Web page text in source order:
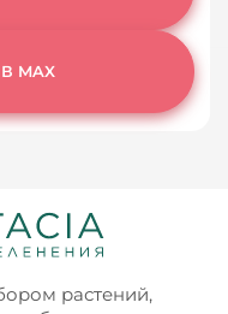
MAX
растений,